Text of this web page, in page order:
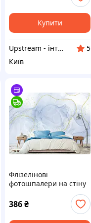
Купити
Upstream - інтернет-магазин домашнього декору
5
Київ
Флізелінові
фотошпалери на стіну
"Абстракція", красиві
шпалери готові для
дому
386₴